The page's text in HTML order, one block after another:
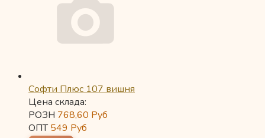
Софти Плюс 107 вишня
Цена склада:
РОЗН 768,60 Руб
ОПТ549 Руб